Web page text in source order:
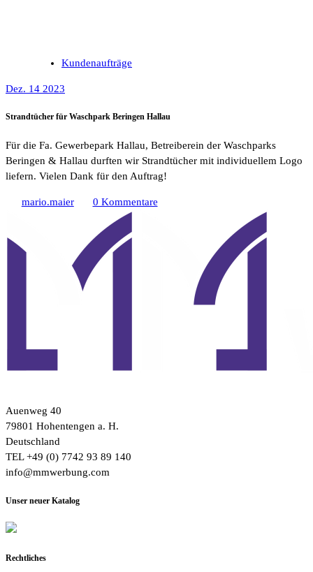
Kundenaufträge
Dez. 14 2023
Strandtücher für Waschpark Beringen Hallau
Für die Fa. Gewerbepark Hallau, Betreiberein der Waschparks
Beringen & Hallau durften wir Strandtücher mit individuellem Logo
liefern. Vielen Dank für den Auftrag!
mario.maier 0 Kommentare
Auenweg 40
79801 Hohentengen a. H.
Deutschland
TEL +49 (0) 7742 93 89 140
info@mmwerbung.com
Unser neuer Katalog
Rechtliches